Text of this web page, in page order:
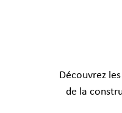
Découvrez
de la